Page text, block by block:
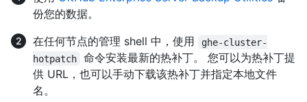
份您的数据。
在任何节点的管理 shell 中，使用
ghe-cluster-
hotpatch
命令安装最新的热补丁。 您可以为热补丁提
供 URL，也可以手动下载该热补丁并指定本地文件
名。